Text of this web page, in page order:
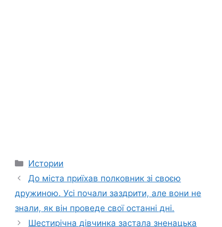
Categories
Истории
До міста приїхав полковник зі своєю
дружиною. Усі почали заздрити, але вони не
знали, як він проведе свої останні дні.
Шестирічна дівчинка застала зненацька